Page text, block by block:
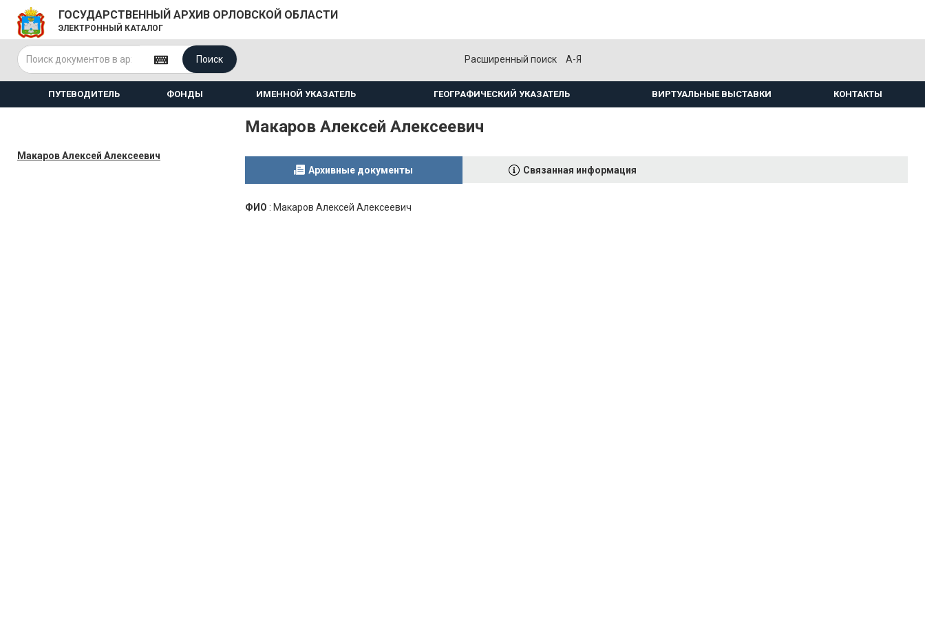
ГОСУДАРСТВЕННЫЙ АРХИВ ОРЛОВСКОЙ ОБЛАСТИ
ЭЛЕКТРОННЫЙ КАТАЛОГ
Поиск Расширенный поиск А-Я
ПУТЕВОДИТЕЛЬ ФОНДЫ ИМЕННОЙ УКАЗАТЕЛЬ ГЕОГРАФИЧЕСКИЙ УКАЗАТЕЛЬ ВИРТУАЛЬНЫЕ ВЫСТАВКИ КОНТАКТЫ
Макаров Алексей Алексеевич
Макаров Алексей Алексеевич
Архивные документы Связанная информация
ФИО : Макаров Алексей Алексеевич